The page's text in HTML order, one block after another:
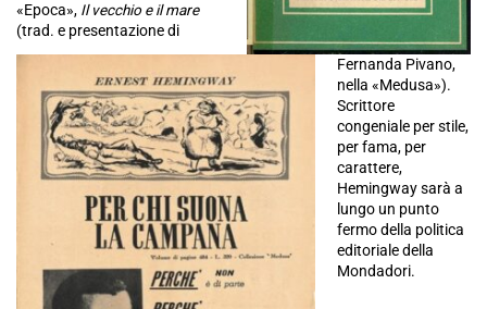
«Epoca», Il vecchio e il mare
(trad. e presentazione di
Fernanda Pivano,
nella «Medusa»).
Scrittore
congeniale per stile,
per fama, per
carattere,
Hemingway sarà a
lungo un punto
fermo della politica
editoriale della
Mondadori.